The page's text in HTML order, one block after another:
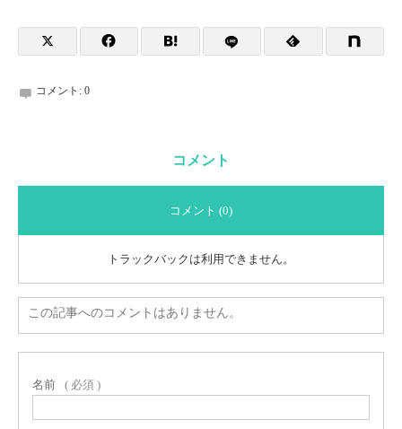
コメント: 0
コメント
コメント (0)
トラックバックは利用できません。
この記事へのコメントはありません。
名前 ( 必須 )